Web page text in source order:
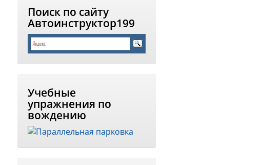
Поиск по сайту
Автоинструктор199
Учебные
упражнения по
вождению